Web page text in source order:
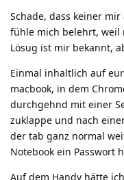
Schade, dass keiner
fühle mich belehrt, weil
Lösug ist mir bekannt,
Einmal inhaltlich auf
macbook, in dem
durchgehnd mit einer
zuklappe und nach
der tab ganz normal
Notebook ein Passwort
Auf dem Handy hätte